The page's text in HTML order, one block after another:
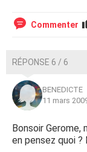
Commenter
RÉPONSE 6 / 6
BENEDICTE
11 mars
Bonsoir Gerome,
en pensez quoi ?